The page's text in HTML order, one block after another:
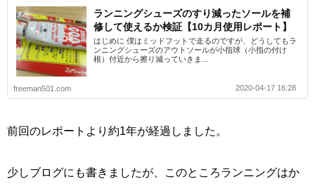
ランニングシューズのすり減ったソールを補
修して使えるか検証【10カ月使用レポート】
はじめに 僕はミッドフットで走るのですが、どうしてもラ
ンニングシューズのアウトソールが小指球（小指の付け
根）付近から擦り減っていきま...
freeman501.com 2020-04-17 16:28
前回のレポートより約1年が経過しました。
少しブログにも書きましたが、このところランニングはか